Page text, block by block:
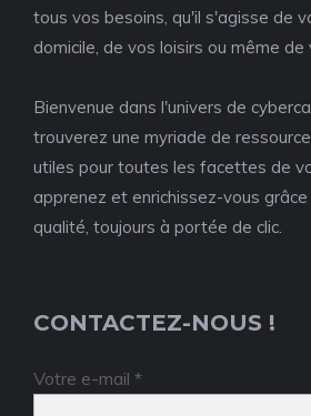
tous vos besoins, qu'il s'agisse de
domicile, de vos loisirs ou même
Bienvenue dans l'univers de
trouverez une myriade de
utiles pour toutes les facettes de
apprenez et enrichissez-vous
qualité, toujours à portée de clic.
CONTACTEZ-NOUS !
Votre e-mail *